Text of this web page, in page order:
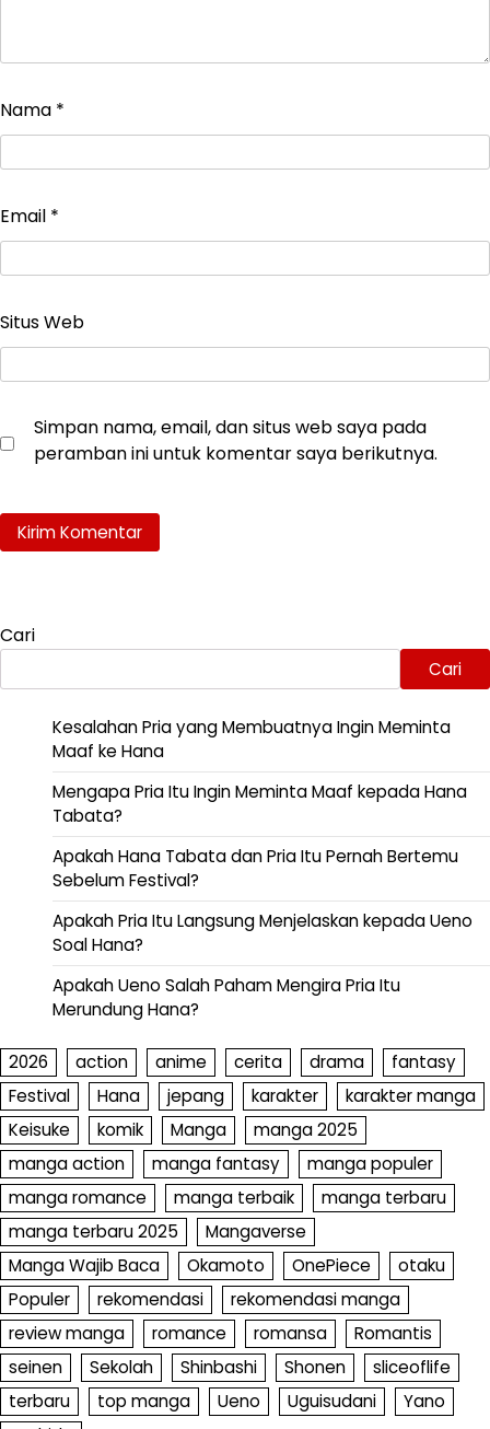
Nama *
Email *
Situs Web
Simpan nama, email, dan situs web saya pada
peramban ini untuk komentar saya berikutnya.
Cari
Cari
Kesalahan Pria yang Membuatnya Ingin Meminta
Maaf ke Hana
Mengapa Pria Itu Ingin Meminta Maaf kepada Hana
Tabata?
Apakah Hana Tabata dan Pria Itu Pernah Bertemu
Sebelum Festival?
Apakah Pria Itu Langsung Menjelaskan kepada Ueno
Soal Hana?
Apakah Ueno Salah Paham Mengira Pria Itu
Merundung Hana?
2026 action anime cerita drama
fantasy
Festival
Hana jepang karakter
karakter manga
Keisuke
komik Manga
manga 2025
manga action
manga fantasy
manga populer
manga romance
manga terbaik
manga terbaru
manga terbaru 2025
Mangaverse
Manga Wajib Baca
Okamoto OnePiece
otaku
Populer
rekomendasi
rekomendasi manga
review manga
romance romansa
Romantis
seinen
Sekolah Shinbashi Shonen
sliceoflife
terbaru
top manga Ueno Uguisudani
Yano